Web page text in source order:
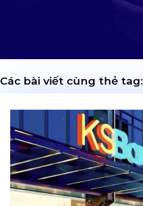
Các bài viết cùng thẻ tag: